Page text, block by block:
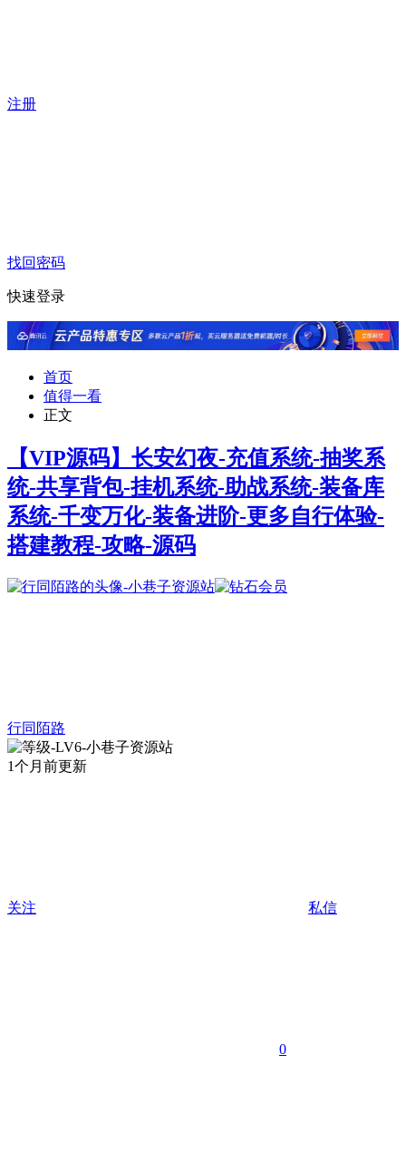
注册
找回密码
快速登录
首页
值得一看
正文
【VIP源码】长安幻夜-充值系统-抽奖系
统-共享背包-挂机系统-助战系统-装备库
系统-千变万化-装备进阶-更多自行体验-
搭建教程-攻略-源码
行同陌路
1个月前更新
关注 私信
0